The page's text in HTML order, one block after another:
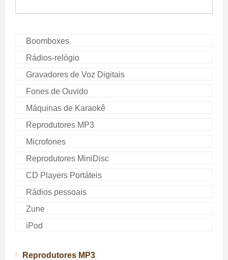
Boomboxes
Rádios-relógio
Gravadores de Voz Digitais
Fones de Ouvido
Máquinas de Karaokê
Reprodutores MP3
Microfones
Reprodutores MiniDisc
CD Players Portáteis
Rádios pessoais
Zune
iPod
Reprodutores MP3